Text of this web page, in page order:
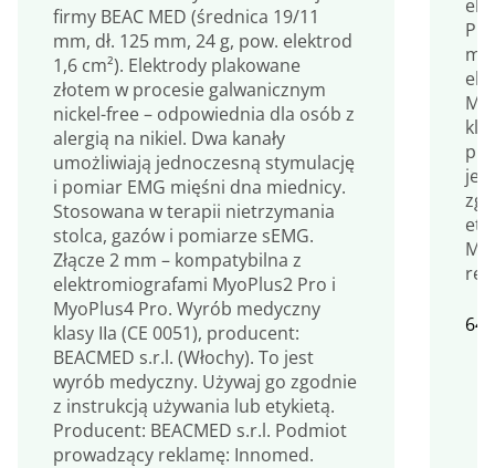
firmy BEAC MED (średnica 19/11
mm, dł. 125 mm, 24 g, pow. elektrod
1,6 cm²). Elektrody plakowane
złotem w procesie galwanicznym
nickel-free – odpowiednia dla osób z
alergią na nikiel. Dwa kanały
umożliwiają jednoczesną stymulację
i pomiar EMG mięśni dna miednicy.
Stosowana w terapii nietrzymania
stolca, gazów i pomiarze sEMG.
Złącze 2 mm – kompatybilna z
elektromiografami MyoPlus2 Pro i
MyoPlus4 Pro. Wyrób medyczny
klasy IIa (CE 0051), producent:
BEACMED s.r.l. (Włochy). To jest
wyrób medyczny. Używaj go zgodnie
z instrukcją używania lub etykietą.
Producent: BEACMED s.r.l. Podmiot
prowadzący reklamę: Innomed.